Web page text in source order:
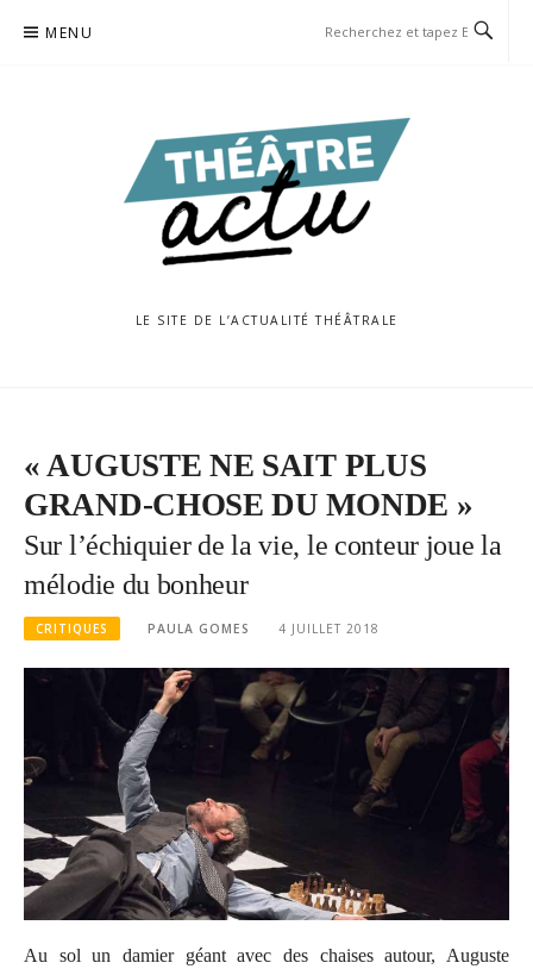
MENU
LE SITE DE L’ACTUALITÉ THÉÂTRALE
« AUGUSTE NE SAIT PLUS
GRAND-CHOSE DU MONDE »
Sur l’échiquier de la vie, le conteur joue la
mélodie du bonheur
CRITIQUES PAULA GOMES 4 JUILLET 2018
Au sol un damier géant avec des chaises autour, Auguste